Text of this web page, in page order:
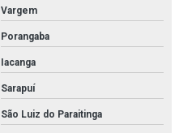
Vargem
Porangaba
Iacanga
Sarapuí
São Luiz do Paraitinga